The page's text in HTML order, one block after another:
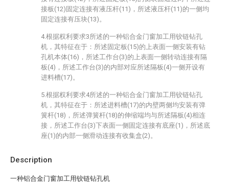
Description
一种铝合金门窗加工用铰链钻孔机
接板(12)固定连接有液压杆(11)，所述液压杆(11)的一侧均
固定连接有压块(13)。
4.根据权利要求3所述的一种铝合金门窗加工用铰链钻孔
机，其特征在于：所述固定板(15)的上表面一侧安装有钻
孔机本体(16)，所述工作台(3)的上表面一侧转动连接有隔
板(4)，所述工作台(3)的内部对应所述隔板(4)一侧开设有
进料槽(17)。
5.根据权利要求4所述的一种铝合金门窗加工用铰链钻孔
机，其特征在于：所述进料槽(17)的内壁两侧均安装有弹
簧杆(18)，所述弹簧杆(18)的伸缩端均与所述隔板(4)相连
接，所述工作台(3)下表面一侧固定连接有底座(1)，所述底
座(1)的内部一侧滑动连接有收集盒(2)。